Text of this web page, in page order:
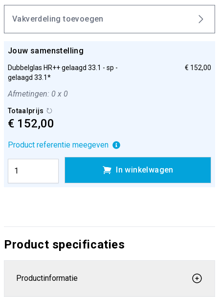
Vakverdeling toevoegen
Jouw samenstelling
Dubbelglas HR++ gelaagd 33.1 - sp -
gelaagd 33.1*
€ 152,00
Afmetingen: 0 x 0
Totaalprijs
€ 152,00
Product referentie meegeven
In winkelwagen
Product specificaties
Productinformatie